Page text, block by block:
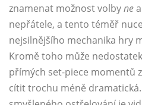
znamenat možnost volbyne
nepřátele, a tento téměř
nejsilnějšího mechanika hry
Kromě toho může
přímých set-piece momentů
cítit trochu méně